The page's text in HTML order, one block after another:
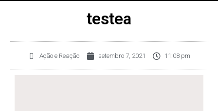
testea
Ação e Reação setembro 7, 2021 11:08 pm